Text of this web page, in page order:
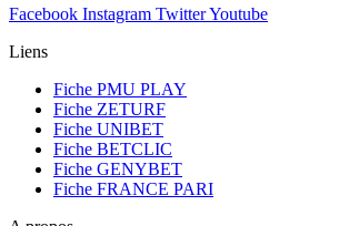
Facebook Instagram TwitterYoutube
Liens
Fiche PMU PLAY
Fiche ZETURF
Fiche UNIBET
Fiche BETCLIC
Fiche GENYBET
Fiche FRANCE PARI